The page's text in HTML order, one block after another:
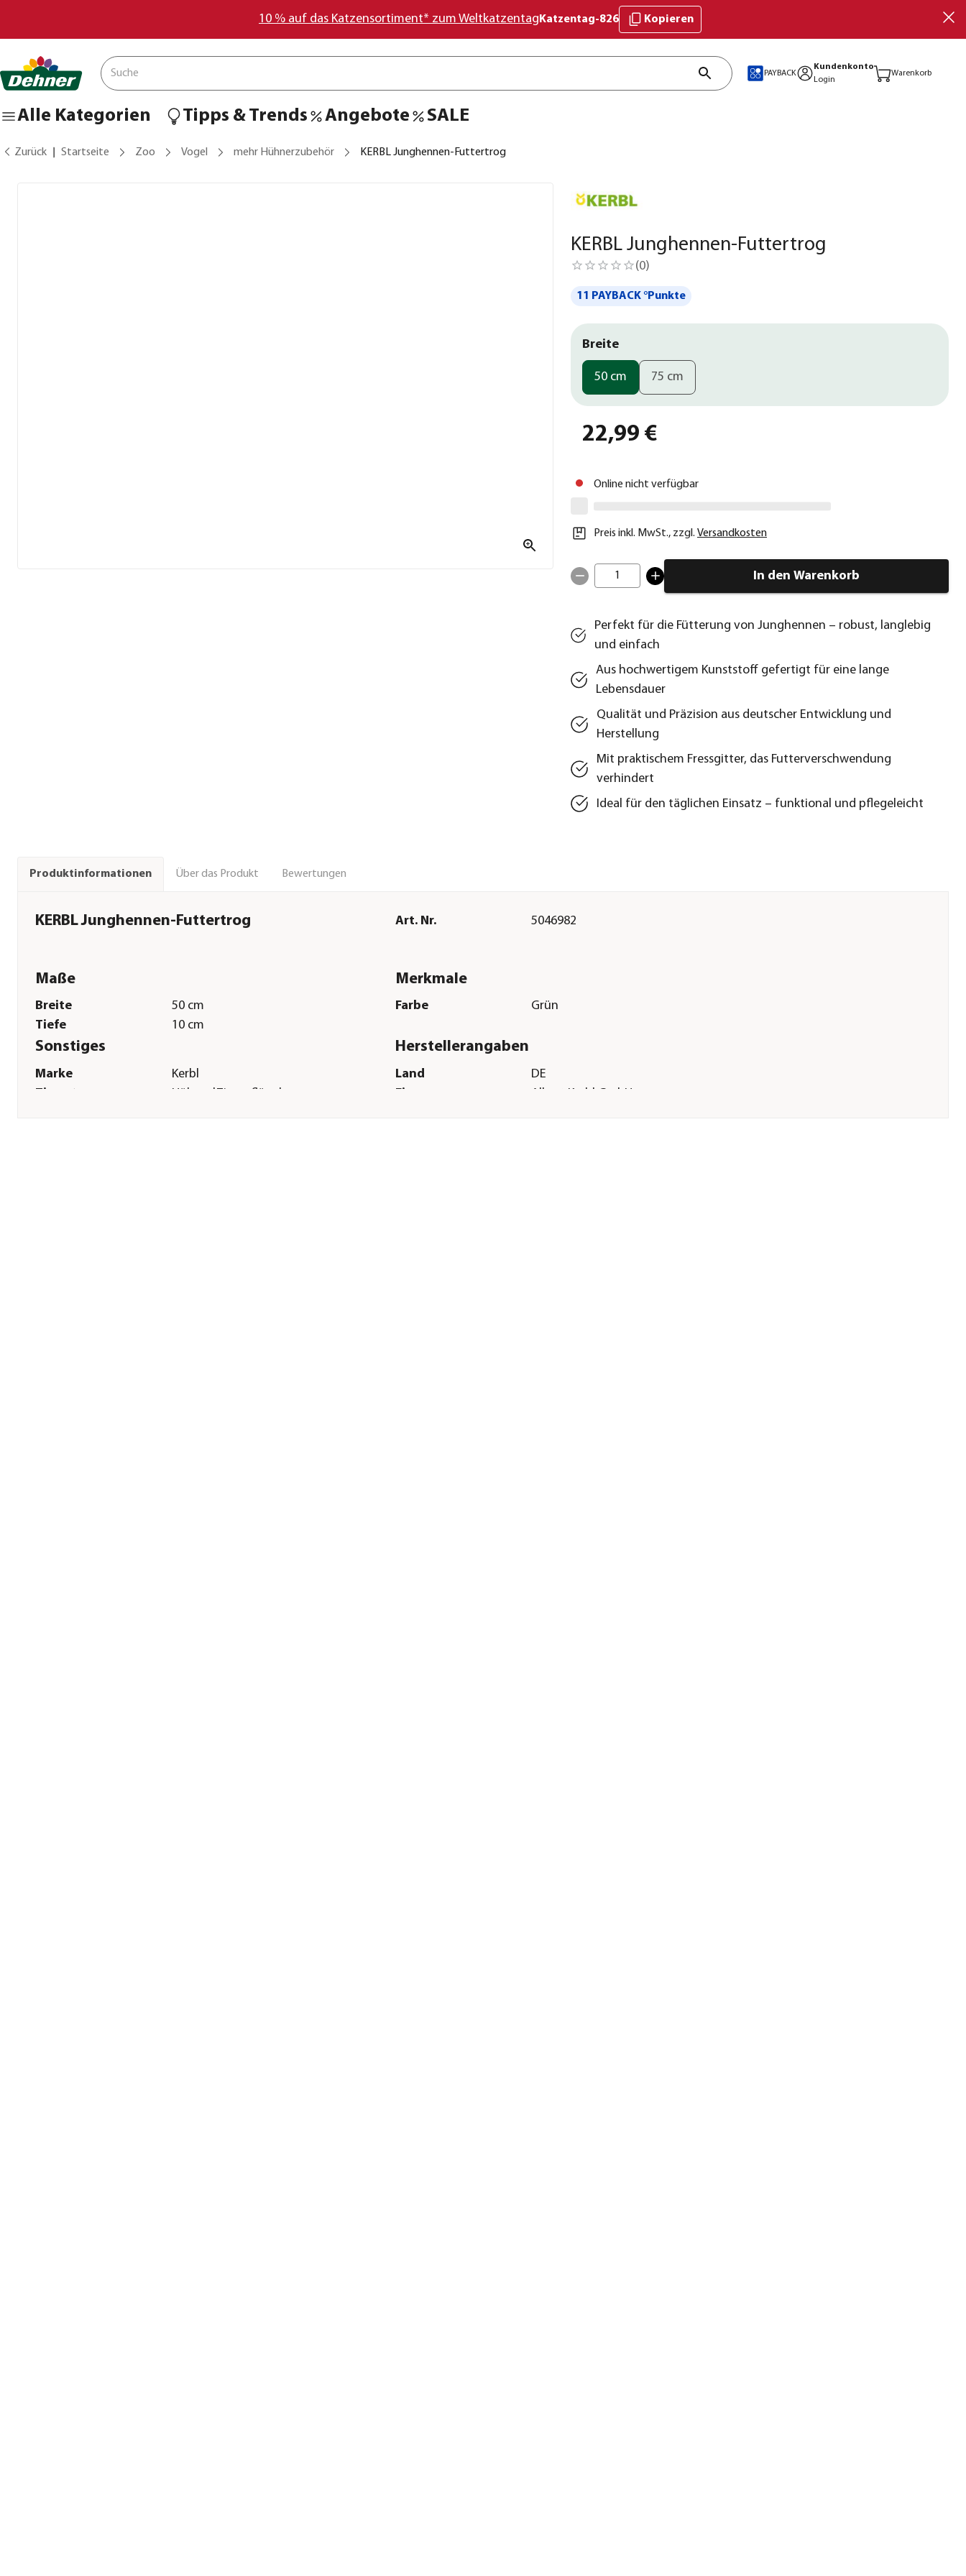
10 % auf das Katzensortiment* zum Weltkatzentag Katzentag-826 Kopieren
PAYBACK
Kundenkonto
Login
Warenkorb
Alle Kategorien Tipps & Trends Angebote SALE
Zurück Startseite Zoo Vogel mehr Hühnerzubehör KERBL Junghennen-Futtertrog
KERBL Junghennen-Futtertrog
(0)
11 PAYBACK °Punkte
Breite
50 cm 75 cm
22,99 €
Online nicht verfügbar
Preis inkl. MwSt., zzgl. Versandkosten
1 In den Warenkorb
Perfekt für die Fütterung von Junghennen – robust, langlebig
und einfach
Aus hochwertigem Kunststoff gefertigt für eine lange
Lebensdauer
Qualität und Präzision aus deutscher Entwicklung und
Herstellung
Mit praktischem Fressgitter, das Futterverschwendung
verhindert
Ideal für den täglichen Einsatz – funktional und pflegeleicht
Produktinformationen Über das Produkt Bewertungen
KERBL Junghennen-Futtertrog Art. Nr. 5046982
Maße
Breite
50 cm
Tiefe
10 cm
Merkmale
Farbe Grün
Sonstiges
Marke
Kerbl
Tierart
Hühner|Ziergeflügel
Herstellerangaben
Land
DE
Firma
Albert Kerbl GmbH